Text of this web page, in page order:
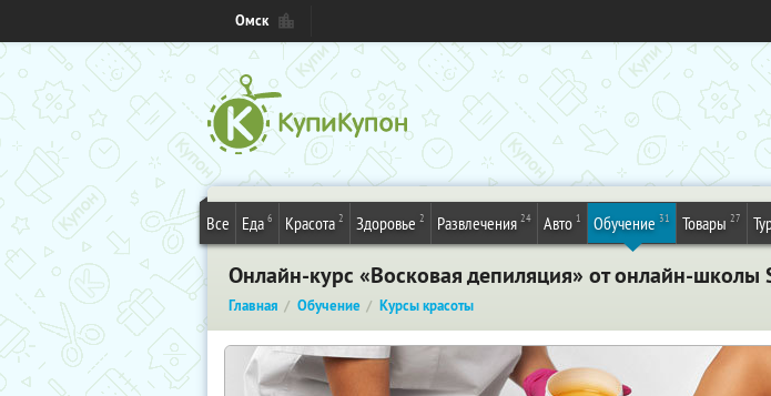
Омск
Все Еда 6 Красота 2 Здоровье 2 Развлечения 24 Авто 1 Обучение 31 Товары 27
Онлайн-курс «Восковая депиляция» от онлайн-школы
Главная Обучение Курсы красоты